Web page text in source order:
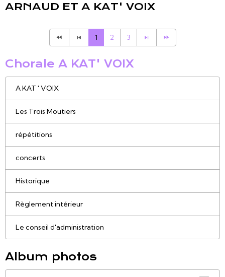
ARNAUD ET A KAT' VOIX
1 2 3
Chorale A KAT' VOIX
A KAT ' VOIX
Les Trois Moutiers
répétitions
concerts
Historique
Règlement intérieur
Le conseil d'administration
Album photos